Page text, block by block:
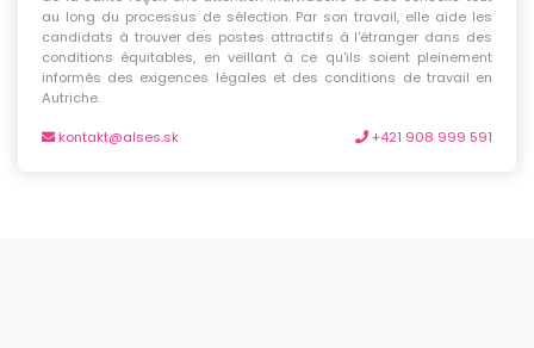
au long du processus de sélection. Par son travail, elle aide les
candidats à trouver des postes attractifs à l'étranger dans des
conditions équitables, en veillant à ce qu'ils soient pleinement
informés des exigences légales et des conditions de travail en
Autriche.
kontakt@alses.sk +421 908 999 591